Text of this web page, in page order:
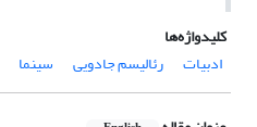
کلیدواژه‌ها
ادبیات
رئالیسم جادویی سینما